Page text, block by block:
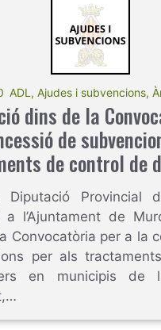
ADL ,Ajudes i subvencions,
dins de la
de
de control de
de la província
2020
Diputació Provincial
a l’Ajuntament de
Convocatòria per a la
per als
en municipis de